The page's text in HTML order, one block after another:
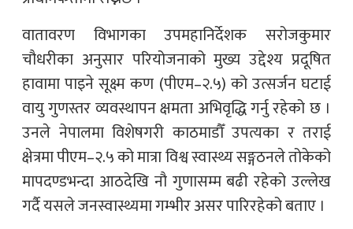
वातावरण विभागका उपमहानिर्देशक सरोजकुमार
चौधरीका अनुसार परियोजनाको मुख्य उद्देश्य प्रदूषित
हावामा पाइने सूक्ष्म कण (पीएम–२.५) को उत्सर्जन घटाई
वायु गुणस्तर व्यवस्थापन क्षमता अभिवृद्धि गर्नु रहेको छ ।
उनले नेपालमा विशेषगरी काठमाडौँ उपत्यका र तराई
क्षेत्रमा पीएम–२.५ को मात्रा विश्व स्वास्थ्य सङ्गठनले तोकेको
मापदण्डभन्दा आठदेखि नौ गुणासम्म बढी रहेको उल्लेख
गर्दै यसले जनस्वास्थ्यमा गम्भीर असर पारिरहेको बताए ।